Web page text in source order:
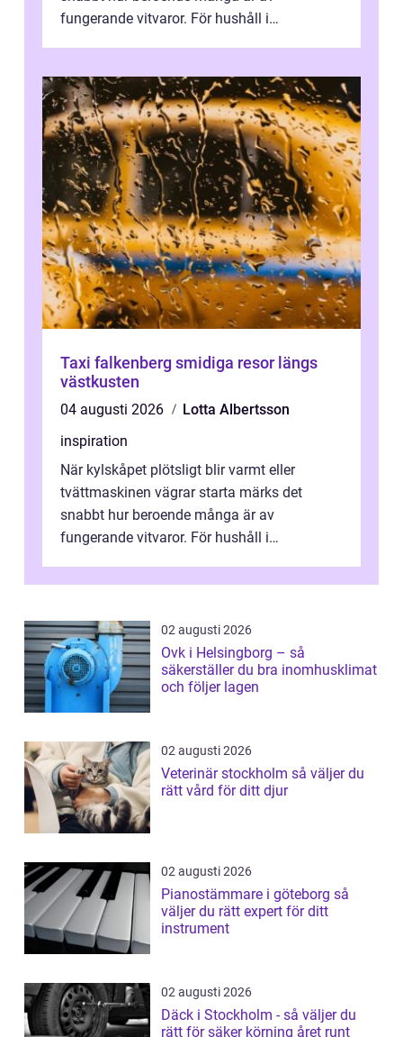
fungerande vitvaror. För hushåll i
Taxi falkenberg smidiga resor längs
västkusten
04 augusti 2026
Lotta Albertsson
inspiration
När kylskåpet plötsligt blir varmt eller
tvättmaskinen vägrar starta märks det
snabbt hur beroende många är av
fungerande vitvaror. För hushåll i
vitvaruservice en...
02 augusti 2026
Ovk i Helsingborg – så
säkerställer du bra inomhusklimat
och följer lagen
02 augusti 2026
Veterinär stockholm så väljer du
rätt vård för ditt djur
02 augusti 2026
Pianostämmare i göteborg så
väljer du rätt expert för ditt
instrument
02 augusti 2026
Däck i Stockholm - så väljer du
rätt för säker körning året runt